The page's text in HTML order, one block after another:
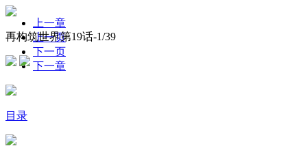
再构筑世界第19话-1/39
上一章
上一页
下一页
下一章
目录